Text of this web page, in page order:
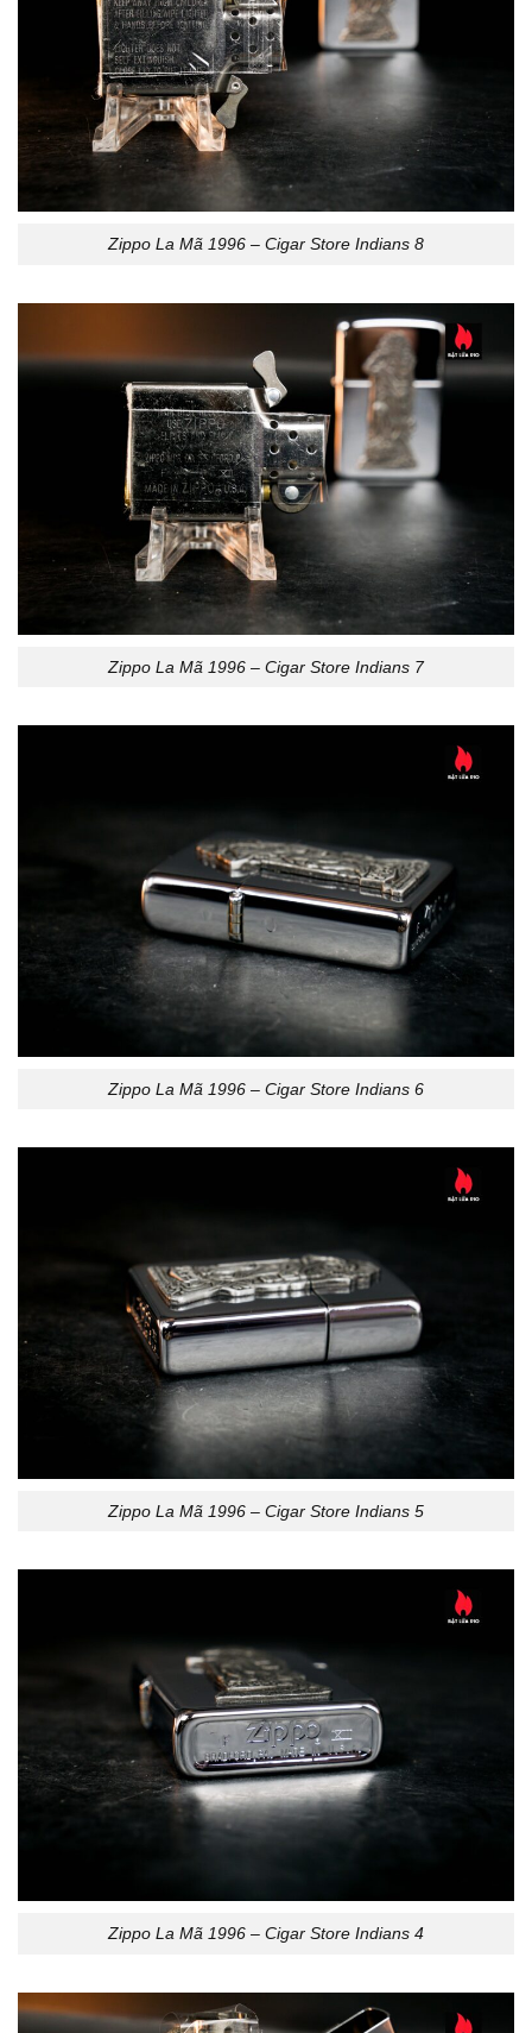
Zippo La Mã 1996 – Cigar Store Indians 8
Zippo La Mã 1996 – Cigar Store Indians 7
Zippo La Mã 1996 – Cigar Store Indians 6
Zippo La Mã 1996 – Cigar Store Indians 5
Zippo La Mã 1996 – Cigar Store Indians 4